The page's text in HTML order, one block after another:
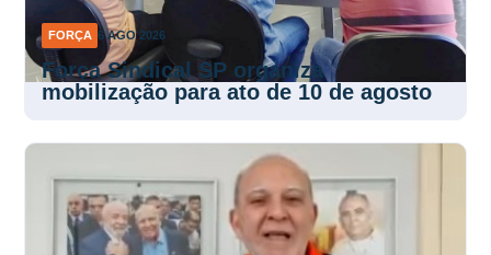
FORÇA 6 AGO 2026
Força Sindical SP organiza
mobilização para ato de 10 de agosto